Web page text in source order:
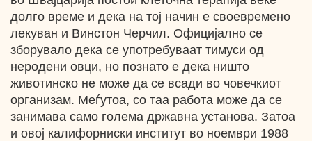
долго време и дека на тој начин е своевремено
лекуван и Винстон Черчил. Официјално се
зборувало дека се употребуваат тимуси од
неродени овци, но познато е дека ништо
животинско не може да се всади во човечкиот
организам. Меѓутоа, со таа работа може да се
занимава само голема државна установа. Затоа
и овој калифорниски институт во ноември 1988